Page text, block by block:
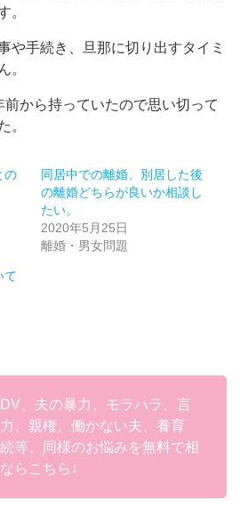
。
や手続き、旦那に切り出すタイミ
。
から持っていたので思い切って
。
の
同居中での離婚、別居した後
の離婚どちらが良いか相談し
たい。
2020年5月25日
離婚・男女問題
て
、夫の暴力、モラハラ、言
、親権、働かない夫、養育
等、同様のお悩みを無料で相
らこちら↓